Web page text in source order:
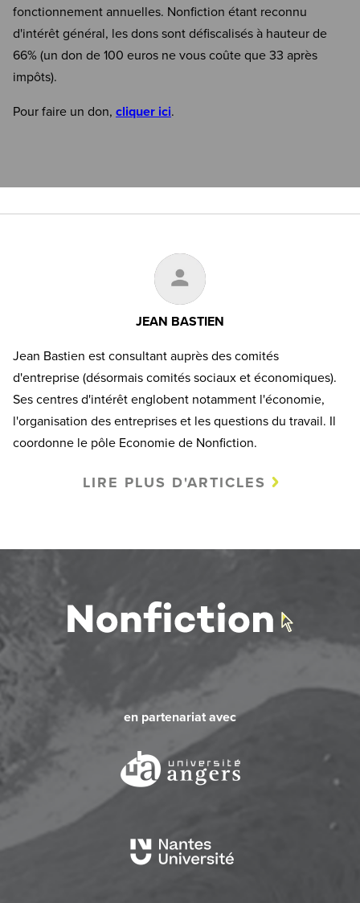
fonctionnement annuelles. Nonfiction étant reconnu
d'intérêt général, les dons sont défiscalisés à hauteur de
66% (un don de 100 euros ne vous coûte que 33 après
impôts).
Pour faire un don, cliquer ici.
JEAN BASTIEN
Jean Bastien est consultant auprès des comités
d'entreprise (désormais comités sociaux et économiques).
Ses centres d'intérêt englobent notamment l'économie,
l'organisation des entreprises et les questions du travail. Il
coordonne le pôle Economie de Nonfiction.
LIRE PLUS D'ARTICLES
en partenariat avec